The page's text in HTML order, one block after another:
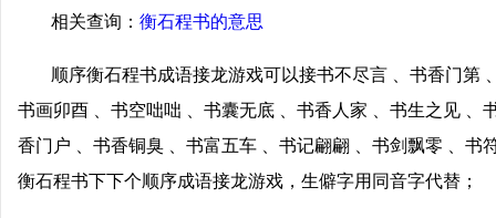
相关查询： 衡石程书的意思
顺序衡石程书成语接龙游戏可以接书不尽言 、书香门第
书画卯酉 、书空咄咄 、书囊无底 、书香人家 、书生之见 、
香门户 、书香铜臭 、书富五车 、书记翩翩 、书剑飘零 、书
衡石程书下下个顺序成语接龙游戏，生僻字用同音字代替；